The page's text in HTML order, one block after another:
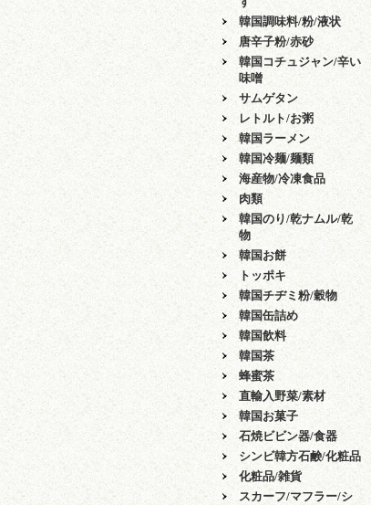
韓国調味料/粉/液状
唐辛子粉/赤砂
韓国コチュジャン/辛い
味噌
サムゲタン
レトルト/お粥
韓国ラーメン
韓国冷麺/麺類
海産物/冷凍食品
肉類
韓国のり/乾ナムル/乾
物
韓国お餅
トッポキ
韓国チヂミ粉/穀物
韓国缶詰め
韓国飲料
韓国茶
蜂蜜茶
直輸入野菜/素材
韓国お菓子
石焼ビビン器/食器
シンビ韓方石鹸/化粧品
化粧品/雑貨
スカーフ/マフラー/シ